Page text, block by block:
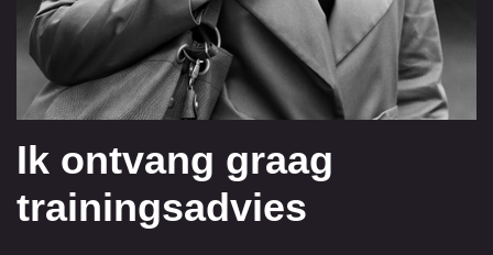
Ik ontvang graag
trainingsadvies